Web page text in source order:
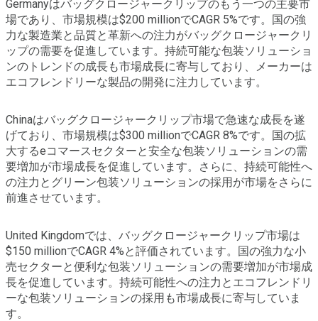
Germanyはバッグクロージャークリップのもう一つの主要市
場であり、市場規模は$200 millionでCAGR 5%です。国の強
力な製造業と品質と革新への注力がバッグクロージャークリ
ップの需要を促進しています。持続可能な包装ソリューショ
ンのトレンドの成長も市場成長に寄与しており、メーカーは
エコフレンドリーな製品の開発に注力しています。
Chinaはバッグクロージャークリップ市場で急速な成長を遂
げており、市場規模は$300 millionでCAGR 8%です。国の拡
大するeコマースセクターと安全な包装ソリューションの需
要増加が市場成長を促進しています。さらに、持続可能性へ
の注力とグリーン包装ソリューションの採用が市場をさらに
前進させています。
United Kingdomでは、バッグクロージャークリップ市場は
$150 millionでCAGR 4%と評価されています。国の強力な小
売セクターと便利な包装ソリューションの需要増加が市場成
長を促進しています。持続可能性への注力とエコフレンドリ
ーな包装ソリューションの採用も市場成長に寄与していま
す。